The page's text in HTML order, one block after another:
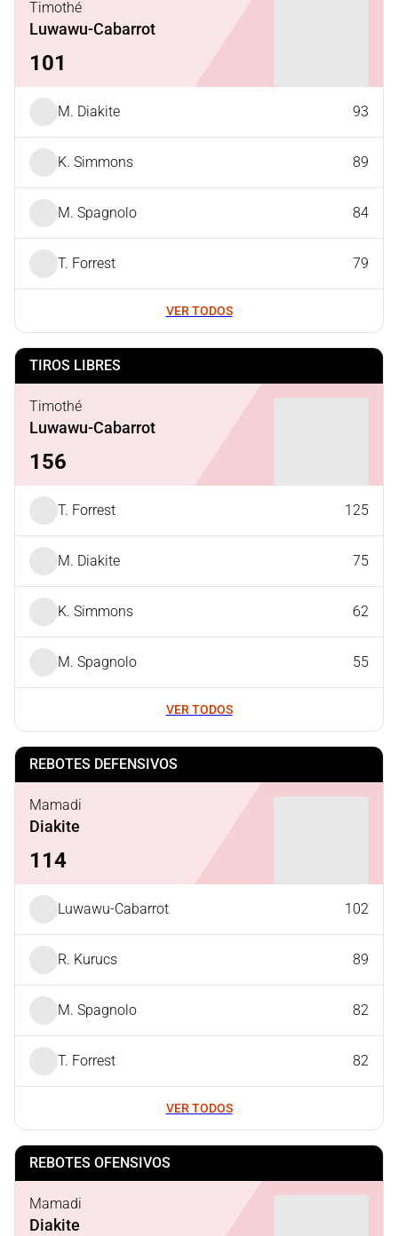
Timothé
Luwawu-Cabarrot
101
M. Diakite 93
K. Simmons 89
M. Spagnolo 84
T. Forrest 79
VER TODOS
TIROS LIBRES
Timothé
Luwawu-Cabarrot
156
T. Forrest 125
M. Diakite 75
K. Simmons 62
M. Spagnolo 55
VER TODOS
REBOTES DEFENSIVOS
Mamadi
Diakite
114
Luwawu-Cabarrot 102
R. Kurucs 89
M. Spagnolo 82
T. Forrest 82
VER TODOS
REBOTES OFENSIVOS
Mamadi
Diakite